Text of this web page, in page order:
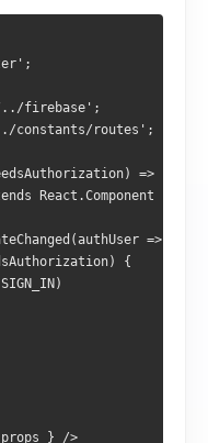
firebase';
constants/routes';
=>
React.Component {
=> {
{
} />